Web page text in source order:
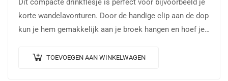
Dit compacte drinkflesje is perfect voor bijvoorbeeld je
korte wandelavonturen. Door de handige clip aan de dop
kun je hem gemakkelijk aan je broek hangen en hoef je…
TOEVOEGEN AAN WINKELWAGEN